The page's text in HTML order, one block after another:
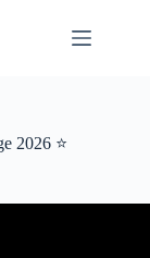
2026 ⭐